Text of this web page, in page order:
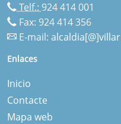
Telf.: 924 414 001
Fax: 924 414 356
E-mail:
Enlaces
Inicio
Contacte
Mapa web